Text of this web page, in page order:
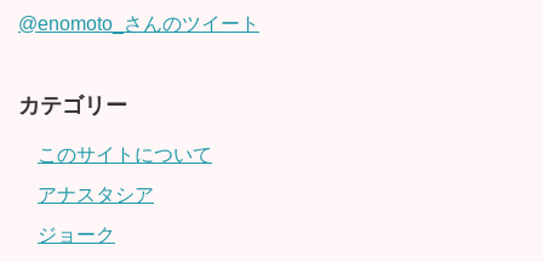
@enomoto_さんのツイート
カテゴリー
このサイトについて
アナスタシア
ジョーク